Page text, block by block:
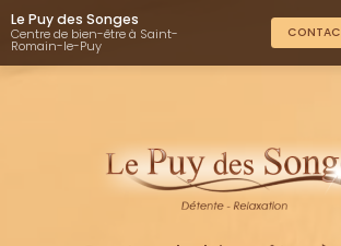
Aller
au
contenu
principal
Le Puy des Songes
Centre de bien-être à Saint-
Romain-le-Puy